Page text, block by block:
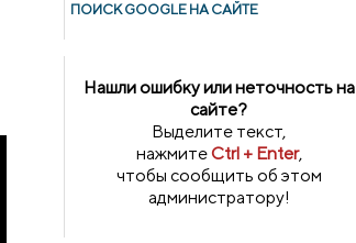
ПОИСК GOОGLE НА САЙТЕ
Нашли ошибку или неточность на
сайте?
Выделите текст,
нажмитеCtrl + Enter,
чтобы сообщить об этом
администратору!